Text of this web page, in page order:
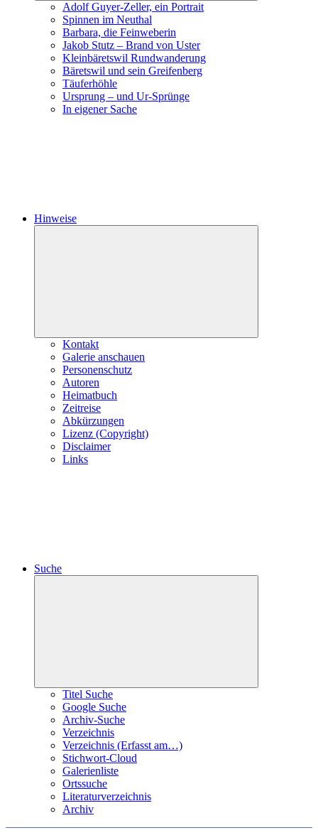
Adolf Guyer-Zeller, ein Portrait
Spinnen im Neuthal
Barbara, die Feinweberin
Jakob Stutz – Brand von Uster
Kleinbäretswil Rundwanderung
Bäretswil und sein Greifenberg
Täuferhöhle
Ursprung – und Ur-Sprünge
In eigener Sache
Hinweise
Kontakt
Galerie anschauen
Personenschutz
Autoren
Heimatbuch
Zeitreise
Abkürzungen
Lizenz (Copyright)
Disclaimer
Links
Suche
Titel Suche
Google Suche
Archiv-Suche
Verzeichnis
Verzeichnis (Erfasst am…)
Stichwort-Cloud
Galerienliste
Ortssuche
Literaturverzeichnis
Archiv